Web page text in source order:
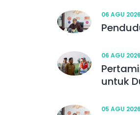
06 AGU 2026
06 AGU 2026
untuk
05 AGU 2026